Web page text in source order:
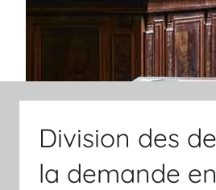
Division des
la demande